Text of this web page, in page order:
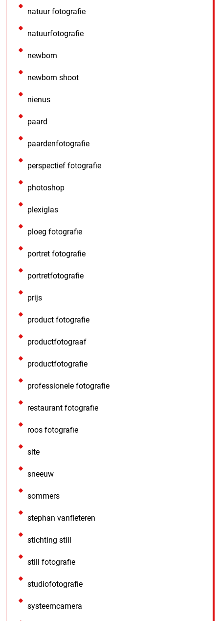
natuur fotografie
natuurfotografie
newborn
newborn shoot
nienus
paard
paardenfotografie
perspectief fotografie
photoshop
plexiglas
ploeg fotografie
portret fotografie
portretfotografie
prijs
product fotografie
productfotograaf
productfotografie
professionele fotografie
restaurant fotografie
roos fotografie
site
sneeuw
sommers
stephan vanfleteren
stichting still
still fotografie
studiofotografie
systeemcamera